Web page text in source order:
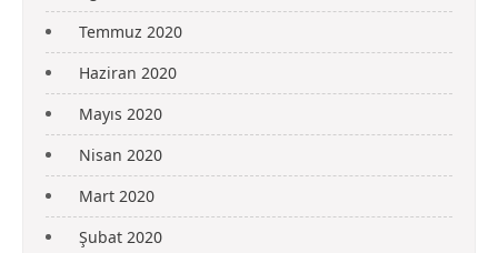
Temmuz 2020
Haziran 2020
Mayıs 2020
Nisan 2020
Mart 2020
Şubat 2020